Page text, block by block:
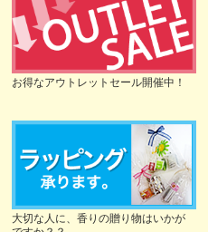
お得なアウトレットセール開催中！
大切な人に、香りの贈り物はいかが